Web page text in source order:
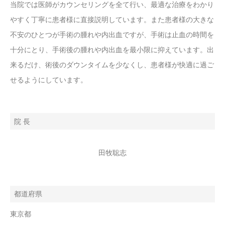
当院では医師がカウンセリングを全て行い、最適な治療をわかり
やすく丁寧に患者様に直接説明しています。また患者様の大きな
不安のひとつが手術の腫れや内出血ですが、手術は止血の時間を
十分にとり、手術後の腫れや内出血を最小限に抑えています。出
来るだけ、術後のダウンタイムを少なくし、患者様が快適に過ご
せるようにしています。
院 長
田牧聡志
都道府県
東京都